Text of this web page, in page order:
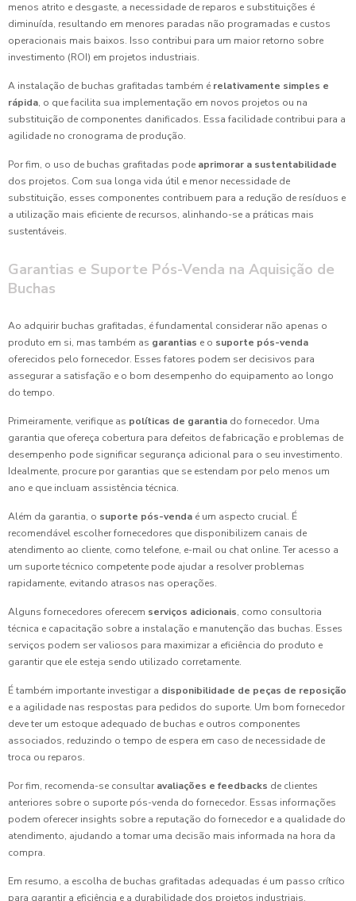
menos atrito e desgaste, a necessidade de reparos e substituições é
diminuída, resultando em menores paradas não programadas e custos
operacionais mais baixos. Isso contribui para um maior retorno sobre
investimento (ROI) em projetos industriais.
A instalação de buchas grafitadas também é relativamente simples e
rápida, o que facilita sua implementação em novos projetos ou na
substituição de componentes danificados. Essa facilidade contribui para a
agilidade no cronograma de produção.
Por fim, o uso de buchas grafitadas pode aprimorar a sustentabilidade
dos projetos. Com sua longa vida útil e menor necessidade de
substituição, esses componentes contribuem para a redução de resíduos e
a utilização mais eficiente de recursos, alinhando-se a práticas mais
sustentáveis.
Garantias e Suporte Pós-Venda na Aquisição de
Buchas
Ao adquirir buchas grafitadas, é fundamental considerar não apenas o
produto em si, mas também as garantias e o suporte pós-venda
oferecidos pelo fornecedor. Esses fatores podem ser decisivos para
assegurar a satisfação e o bom desempenho do equipamento ao longo
do tempo.
Primeiramente, verifique as políticas de garantia do fornecedor. Uma
garantia que ofereça cobertura para defeitos de fabricação e problemas de
desempenho pode significar segurança adicional para o seu investimento.
Idealmente, procure por garantias que se estendam por pelo menos um
ano e que incluam assistência técnica.
Além da garantia, o suporte pós-venda é um aspecto crucial. É
recomendável escolher fornecedores que disponibilizem canais de
atendimento ao cliente, como telefone, e-mail ou chat online. Ter acesso a
um suporte técnico competente pode ajudar a resolver problemas
rapidamente, evitando atrasos nas operações.
Alguns fornecedores oferecem serviços adicionais, como consultoria
técnica e capacitação sobre a instalação e manutenção das buchas. Esses
serviços podem ser valiosos para maximizar a eficiência do produto e
garantir que ele esteja sendo utilizado corretamente.
É também importante investigar a disponibilidade de peças de reposição
e a agilidade nas respostas para pedidos do suporte. Um bom fornecedor
deve ter um estoque adequado de buchas e outros componentes
associados, reduzindo o tempo de espera em caso de necessidade de
troca ou reparos.
Por fim, recomenda-se consultar avaliações e feedbacks de clientes
anteriores sobre o suporte pós-venda do fornecedor. Essas informações
podem oferecer insights sobre a reputação do fornecedor e a qualidade do
atendimento, ajudando a tomar uma decisão mais informada na hora da
compra.
Em resumo, a escolha de buchas grafitadas adequadas é um passo crítico
para garantir a eficiência e a durabilidade dos projetos industriais.